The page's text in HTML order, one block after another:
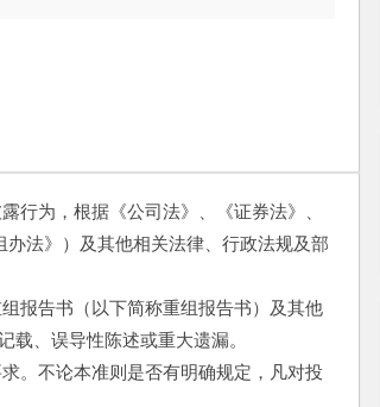
行为，根据《公司法》、《证券法》、
办法》）及其他相关法律、行政法规及部
报告书（以下简称重组报告书）及其他
、误导性陈述或重大遗漏。
不论本准则是否有明确规定，凡对投